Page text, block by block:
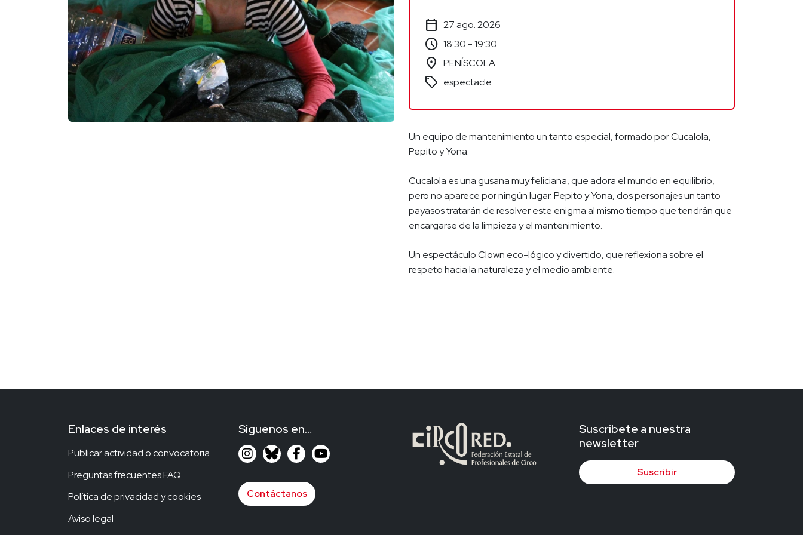
calendar_today 27 ago. 2026
schedule 18:30 - 19:30
location_on PENÍSCOLA
sell espectacle
Un equipo de mantenimiento un tanto especial, formado por Cucalola,
Pepito y Yona.
Cucalola es una gusana muy feliciana, que adora el mundo en equilibrio,
pero no aparece por ningún lugar. Pepito y Yona, dos personajes un tanto
payasos tratarán de resolver este enigma al mismo tiempo que tendrán que
encargarse de la limpieza y el mantenimiento.
Un espectáculo Clown eco-lógico y divertido, que reflexiona sobre el
respeto hacia la naturaleza y el medio ambiente.
Enlaces de interés
Publicar actividad o convocatoria
Preguntas frecuentes FAQ
Política de privacidad y cookies
Aviso legal
Síguenos en…
Contáctanos
Suscríbete a nuestra
newsletter
Suscribir